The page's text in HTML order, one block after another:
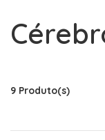
9 Produto(s)